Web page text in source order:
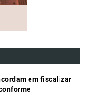
em fiscalizar